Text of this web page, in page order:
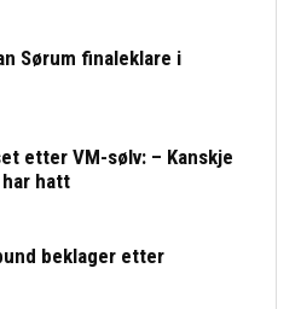
Sørum finaleklare i
etter VM-sølv: – Kanskje
hatt
beklager etter